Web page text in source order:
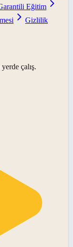
Eğitim
Gizlilik
çalış.